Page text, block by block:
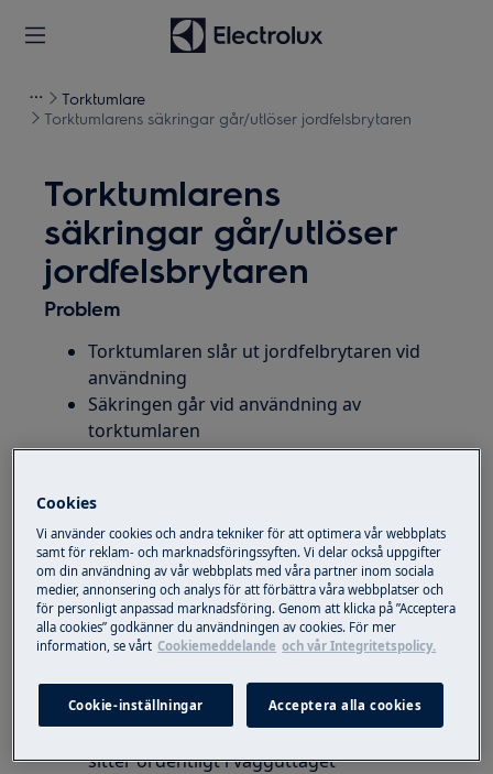
Torktumlare
Torktumlarens säkringar går/utlöser jordfelsbrytaren
Torktumlarens
säkringar går/utlöser
jordfelsbrytaren
Problem
Torktumlaren slår ut jordfelbrytaren vid
användning
Säkringen går vid användning av
torktumlaren
Inbyggd torktumlare
Fristående torktumlare
Lösning
Kontrollera att produkten är korrekt
installerad
Kontrollera att säkringen till
torktumlaren är hel och att stickkontakten
sitter ordentligt i vägguttaget
Cookies
Vi använder cookies och andra tekniker för att optimera vår webbplats
samt för reklam- och marknadsföringssyften. Vi delar också uppgifter
om din användning av vår webbplats med våra partner inom sociala
medier, annonsering och analys för att förbättra våra webbplatser och
för personligt anpassad marknadsföring. Genom att klicka på ”Acceptera
alla cookies” godkänner du användningen av cookies. För mer
information, se vårt Cookiemeddelande och vår Integritetspolicy.
Cookie-inställningar Acceptera alla cookies